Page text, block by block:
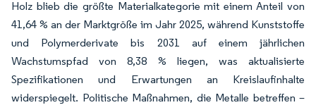
Holz blieb die größte Materialkategorie mit einem Anteil von
41,64 % an der Marktgröße im Jahr 2025, während Kunststoffe
und Polymerderivate bis 2031 auf einem jährlichen
Wachstumspfad von 8,38 % liegen, was aktualisierte
Spezifikationen und Erwartungen an Kreislaufinhalte
widerspiegelt. Politische Maßnahmen, die Metalle betreffen –